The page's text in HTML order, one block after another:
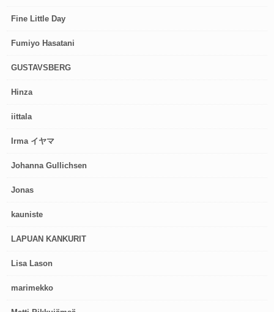
Fine Little Day
Fumiyo Hasatani
GUSTAVSBERG
Hinza
iittala
Irma イヤマ
Johanna Gullichsen
Jonas
kauniste
LAPUAN KANKURIT
Lisa Lason
marimekko